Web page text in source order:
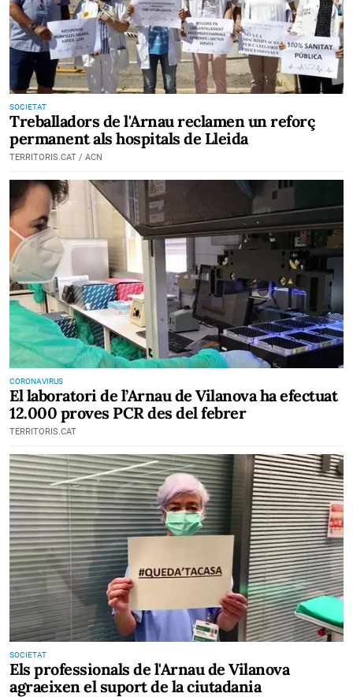
SOCIETAT
Treballadors de l'Arnau reclamen un reforç
permanent als hospitals de Lleida
TERRITORIS.CAT / ACN
CORONAVIRUS
El laboratori de l’Arnau de Vilanova ha efectuat
12.000 proves PCR des del febrer
TERRITORIS.CAT
SOCIETAT
Els professionals de l'Arnau de Vilanova
agraeixen el suport de la ciutadania